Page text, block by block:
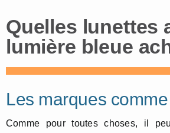
Quelles lunettes
lumière bleue
Les marques
Comme pour toutes choses, il